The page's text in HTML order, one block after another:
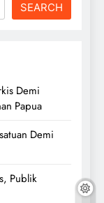
SEARCH
Demi
Papua
Demi
Publik